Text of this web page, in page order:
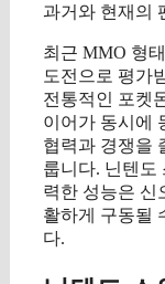
과거와 현재의
최근 MMO 형
도전으로 평가
전통적인 포켓
이어가 동시에
협력과 경쟁을
룹니다. 닌텐도
력한 성능은 신
활하게 구동될
다.